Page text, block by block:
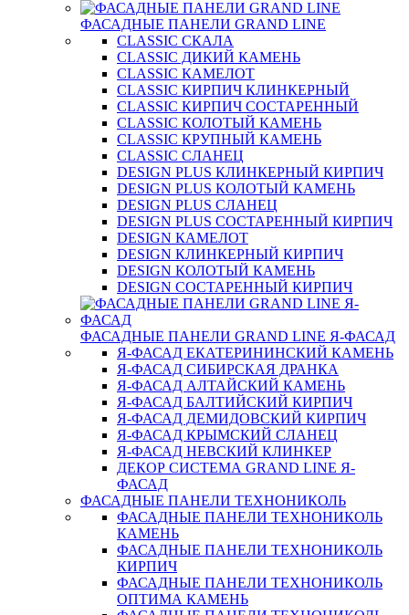
ФАСАДНЫЕ ПАНЕЛИ GRAND LINE
CLASSIC СКАЛА
CLASSIC ДИКИЙ КАМЕНЬ
CLASSIC КАМЕЛОТ
CLASSIC КИРПИЧ КЛИНКЕРНЫЙ
CLASSIC КИРПИЧ СОСТАРЕННЫЙ
CLASSIC КОЛОТЫЙ КАМЕНЬ
CLASSIC КРУПНЫЙ КАМЕНЬ
CLASSIC СЛАНЕЦ
DESIGN PLUS КЛИНКЕРНЫЙ КИРПИЧ
DESIGN PLUS КОЛОТЫЙ КАМЕНЬ
DESIGN PLUS СЛАНЕЦ
DESIGN PLUS СОСТАРЕННЫЙ КИРПИЧ
DESIGN КАМЕЛОТ
DESIGN КЛИНКЕРНЫЙ КИРПИЧ
DESIGN КОЛОТЫЙ КАМЕНЬ
DESIGN СОСТАРЕННЫЙ КИРПИЧ
ФАСАДНЫЕ ПАНЕЛИ GRAND LINE Я-ФАСАД
Я-ФАСАД ЕКАТЕРИНИНСКИЙ КАМЕНЬ
Я-ФАСАД СИБИРСКАЯ ДРАНКА
Я-ФАСАД АЛТАЙСКИЙ КАМЕНЬ
Я-ФАСАД БАЛТИЙСКИЙ КИРПИЧ
Я-ФАСАД ДЕМИДОВСКИЙ КИРПИЧ
Я-ФАСАД КРЫМСКИЙ СЛАНЕЦ
Я-ФАСАД НЕВСКИЙ КЛИНКЕР
ДЕКОР СИСТЕМА GRAND LINE Я-
ФАСАД
ФАСАДНЫЕ ПАНЕЛИ ТЕХНОНИКОЛЬ
ФАСАДНЫЕ ПАНЕЛИ ТЕХНОНИКОЛЬ
КАМЕНЬ
ФАСАДНЫЕ ПАНЕЛИ ТЕХНОНИКОЛЬ
КИРПИЧ
ФАСАДНЫЕ ПАНЕЛИ ТЕХНОНИКОЛЬ
ОПТИМА КАМЕНЬ